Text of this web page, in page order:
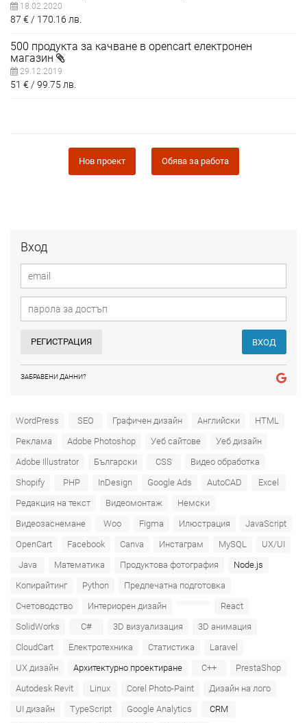
Вход
РЕГИСТРАЦИЯ ВХОД
ЗАБРАВЕНИ ДАННИ?
WordPress SEO Графичен дизайн Английски
HTML
Реклама
Adobe Photoshop Уеб сайтове
Уеб дизайн
Adobe Illustrator
Български CSS
Видео обработка
Shopify
PHP InDesign Google Ads AutoCAD
Excel
Редакция на текст
Видеомонтаж
Немски
Видеозаснемане
Woo Figma Илюстрация
JavaScript
OpenCart
Facebook Canva Инстаграм MySQL
UX/UI
Java
Математика Продуктова фотография
Node.js
Копирайтинг
Python
Предпечатна подготовка
Счетоводство
Интериорен дизайн
React
SolidWorks
C# 3D визуализация
3D анимация
CloudCart
Електротехника Статистика
Laravel
UX дизайн
Архитектурно проектиране C++
PrestaShop
Autodesk Revit
Linux Corel Photo-Paint
Дизайн на лого
UI дизайн
TypeScript Google Analytics
CRM
18.02.2020
87 € 170.16 лв.
500 продукта за качване в opencart електронен
магазин
29.12.2019
51 € 99.75 лв.
Нов проект Обява за работа